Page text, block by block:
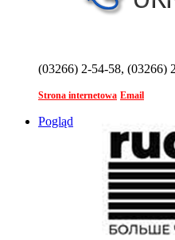
(03266) 2-54-58, (03266)
Strona internetowa Email
Pogląd